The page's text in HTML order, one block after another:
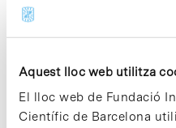
Aquest lloc web utilitza
El lloc web de Fundació
Científic de Barcelona
Afegeix al
MOSTRA ELS